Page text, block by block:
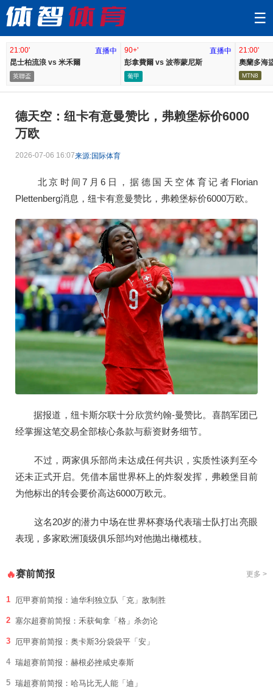
☰
21:00'
直播中
昆士柏流浪 vs 米禾爾
英聯盃
90+'
直播中
彭拿費爾 vs 波蒂蒙尼斯
葡甲
21:00'
奧蘭多海
MTN8
德天空：纽卡有意曼赞比，弗赖堡标价6000
万欧
2026-07-06 16:07来源:国际体育
北京时间7月6日，据德国天空体育记者Florian
Plettenberg消息，纽卡有意曼赞比，弗赖堡标价6000万欧。
据报道，纽卡斯尔联十分欣赏约翰-曼赞比。喜鹊军团已
经掌握这笔交易全部核心条款与薪资财务细节。
不过，两家俱乐部尚未达成任何共识，实质性谈判至今
还未正式开启。凭借本届世界杯上的炸裂发挥，弗赖堡目前
为他标出的转会要价高达6000万欧元。
这名20岁的潜力中场在世界杯赛场代表瑞士队打出亮眼
表现，多家欧洲顶级俱乐部均对他抛出橄榄枝。
🔥赛前简报 更多 >
1 厄甲赛前简报：迪华利独立队「克」敌制胜
2 塞尔超赛前简报：禾获甸拿「格」杀勿论
3 厄甲赛前简报：奥卡斯3分袋袋平「安」
4 瑞超赛前简报：赫根必挫咸史泰斯
5 瑞超赛前简报：哈马比无人能「迪」